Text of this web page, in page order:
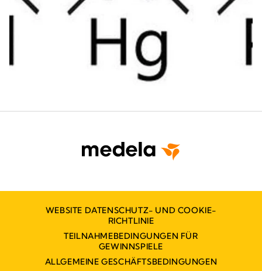
WEBSITE DATENSCHUTZ- UND COOKIE-
RICHTLINIE
TEILNAHMEBEDINGUNGEN FÜR
GEWINNSPIELE
ALLGEMEINE GESCHÄFTSBEDINGUNGEN